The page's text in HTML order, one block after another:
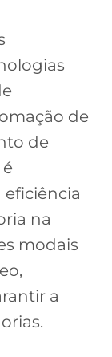
de
de
na
modais
a